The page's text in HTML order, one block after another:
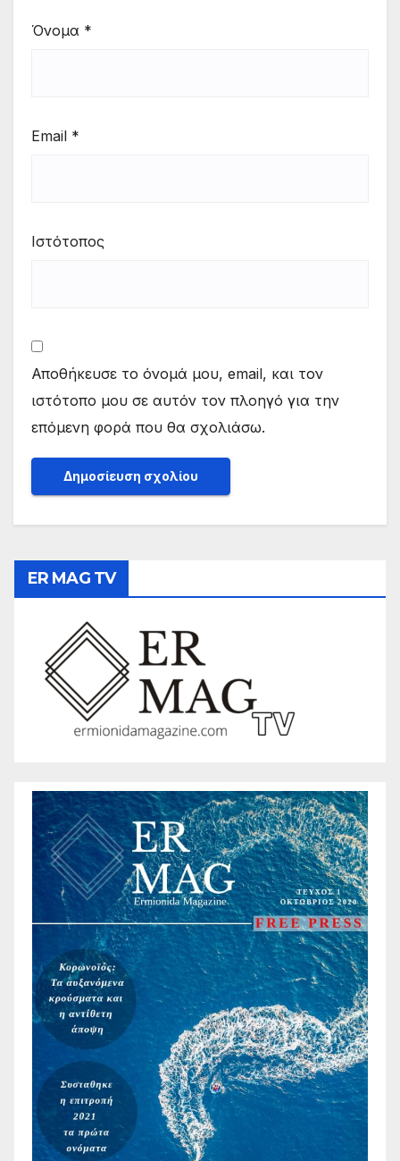
Όνομα *
Email *
Ιστότοπος
Αποθήκευσε το όνομά μου, email, και τον
ιστότοπο μου σε αυτόν τον πλοηγό για την
επόμενη φορά που θα σχολιάσω.
ER MAG TV